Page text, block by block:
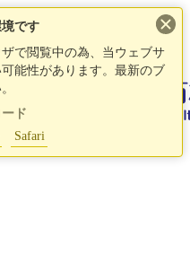
です
で閲覧中の為、当ウェブサ
能性があります。最新のブ
ド
Safari